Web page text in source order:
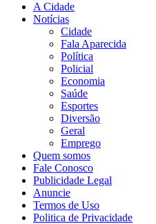
A Cidade
Notícias
Cidade
Fala Aparecida
Política
Policial
Economia
Saúde
Esportes
Diversão
Geral
Emprego
Quem somos
Fale Conosco
Publicidade Legal
Anuncie
Termos de Uso
Politica de Privacidade